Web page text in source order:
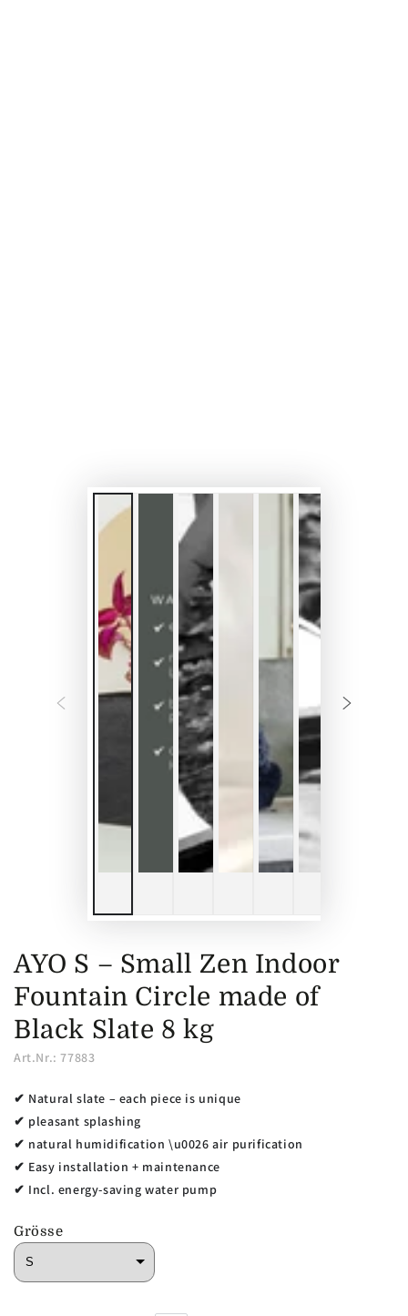
AYO S – Small Zen Indoor
Fountain Circle made of
Black Slate 8 kg
Art.Nr.: 77883
✔ Natural slate – each piece is unique
✔ pleasant splashing
✔ natural humidification \u0026 air purification
✔ Easy installation + maintenance
✔ Incl. energy-saving water pump
Grösse